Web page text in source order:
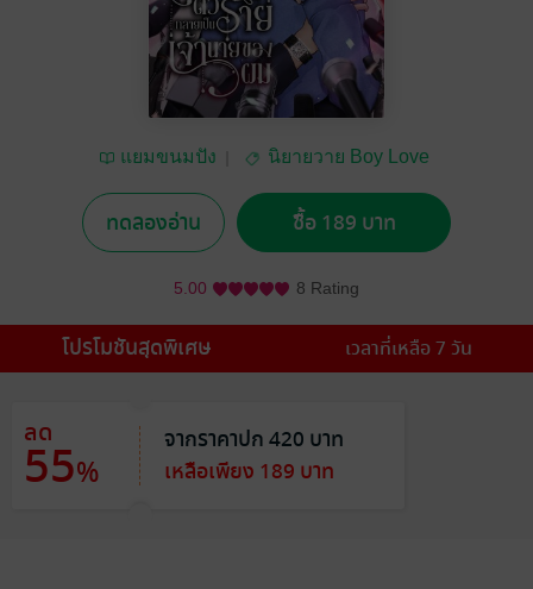
แยมขนมปัง
นิยายวาย Boy Love
ทดลองอ่าน ซื้อ 189 บาท
5.00 8 Rating
โปรโมชันสุดพิเศษ เวลาที่เหลือ 7 วัน
ลด
55%
จากราคาปก 420 บาท
เหลือเพียง 189 บาท